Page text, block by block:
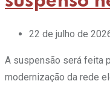
22 de julho de
A suspensão será feita
modernização da rede